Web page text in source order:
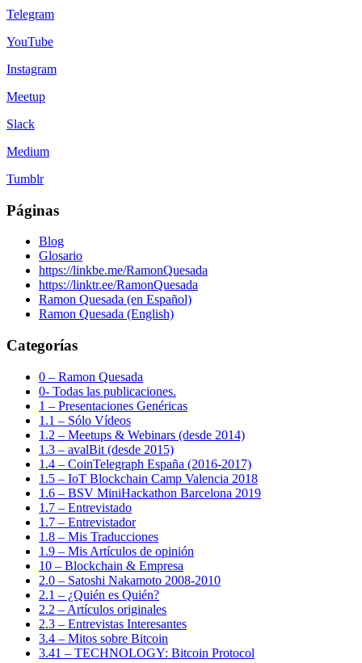
Telegram
YouTube
Instagram
Meetup
Slack
Medium
Tumblr
Páginas
Blog
Glosario
https://linkbe.me/RamonQuesada
https://linktr.ee/RamonQuesada
Ramon Quesada (en Español)
Ramon Quesada (English)
Categorías
0 – Ramon Quesada
0- Todas las publicaciones.
1 – Presentaciones Genéricas
1.1 – Sólo Vídeos
1.2 – Meetups & Webinars (desde 2014)
1.3 – avalBit (desde 2015)
1.4 – CoinTelegraph España (2016-2017)
1.5 – IoT Blockchain Camp Valencia 2018
1.6 – BSV MiniHackathon Barcelona 2019
1.7 – Entrevistado
1.7 – Entrevistador
1.8 – Mis Traducciones
1.9 – Mis Artículos de opinión
10 – Blockchain & Empresa
2.0 – Satoshi Nakamoto 2008-2010
2.1 – ¿Quién es Quién?
2.2 – Artículos originales
2.3 – Entrevistas Interesantes
3.4 – Mitos sobre Bitcoin
3.41 – TECHNOLOGY: Bitcoin Protocol